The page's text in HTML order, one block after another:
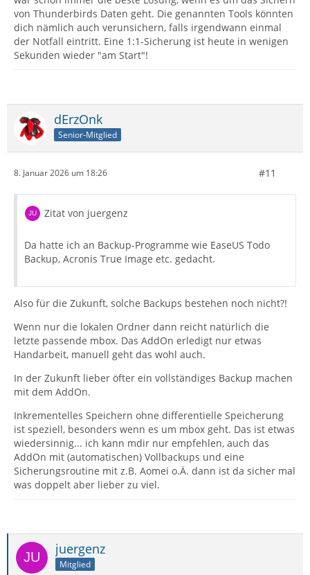
von Thunderbirds Daten geht. Die genannten Tools könnten
dich nämlich auch verunsichern, falls irgendwann einmal
der Notfall eintritt. Eine 1:1-Sicherung ist heute in wenigen
Sekunden wieder "am Start"!
dErzOnk
Senior-Mitglied
8. Januar 2026 um 18:26 #11
Zitat von juergenz
Da hatte ich an Backup-Programme wie EaseUS Todo
Backup, Acronis True Image etc. gedacht.
Also für die Zukunft, solche Backups bestehen noch nicht?!
Wenn nur die lokalen Ordner dann reicht natürlich die
letzte passende mbox. Das AddOn erledigt nur etwas
Handarbeit, manuell geht das wohl auch.
In der Zukunft lieber öfter ein vollständiges Backup machen
mit dem AddOn.
Inkrementelles Speichern ohne differentielle Speicherung
ist speziell, besonders wenn es um mbox geht. Das ist etwas
wiedersinnig... ich kann mdir nur empfehlen, auch das
AddOn mit (automatischen) Vollbackups und eine
Sicherungsroutine mit z.B. Aomei o.Ä. dann ist da sicher mal
was doppelt aber lieber zu viel.
juergenz
Mitglied